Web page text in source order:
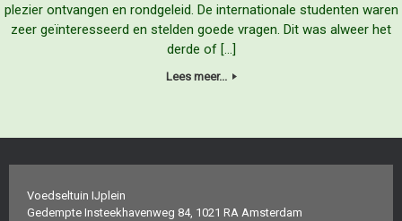
plezier ontvangen en rondgeleid. De internationale studenten waren
zeer geïnteresseerd en stelden goede vragen. Dit was alweer het
derde of […]
Lees meer...
Voedseltuin IJplein
Gedempte Insteekhavenweg 84, 1021 RA Amsterdam